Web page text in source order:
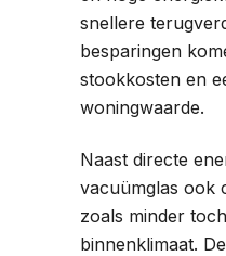
snellere
besparingen
stookkosten en
woningwaarde.
Naast directe
vacuümglas ook
zoals minder
binnenklimaat.